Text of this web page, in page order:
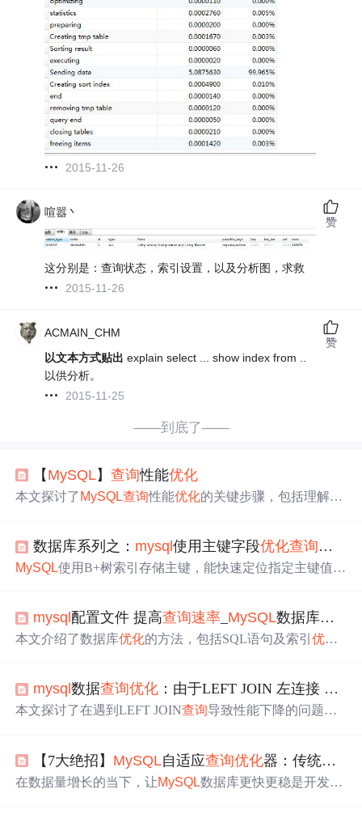
2015-11-26
喧嚣丶
这分别是：查询状态，索引设置，以及分析图，求救
2015-11-26
赞
ACMAIN_CHM
以文本方式贴出 explain select ... show index from ..
以供分析。
2015-11-25
赞
——到底了——
【 MySQL】查询性能优化
本文探讨了 MySQL查询性能优化的关键步骤，包括理解查
数据库系列之： mysql使用主键字段优化查询速率
MySQL使用B+树索引存储主键，能快速定位指定主键值的
资源。设计MySQL表结构时，应尽量用主键优化查询性
能。
mysql 配置文件 提高查询速率 MySQL数据库优化
本文介绍了数据库优化的方法，包括SQL语句及索引优化
mysql数据查询优化 ：由于LEFT JOIN 左连接 虚拟表 所表现出来的数据
本文探讨了在遇到LEFT JOIN查询导致性能下降的问题
出的解决方案是通过在JOIN条件中增加适当的WHERE子
句，以减少查询的数据量。文章提供了简单的WHERE方
【7大绝招】 MySQL自适应查询优化器：传统优化
在数据量增长的当下，让MySQL数据库更快更稳是开发者